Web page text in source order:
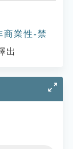
商業性-禁
出